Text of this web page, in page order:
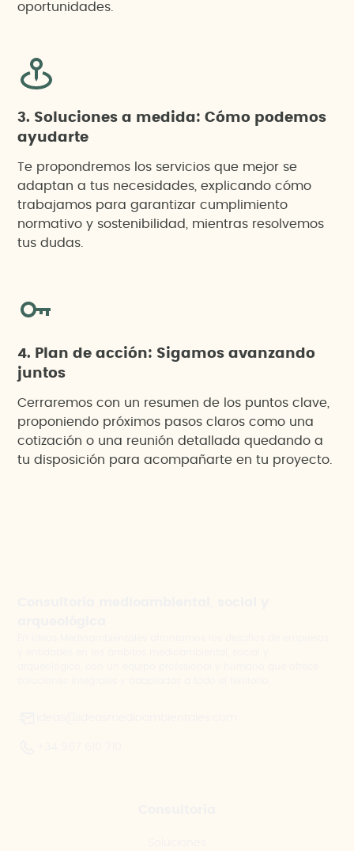
oportunidades.
3. Soluciones a medida: Cómo podemos
ayudarte
Te propondremos los servicios que mejor se
adaptan a tus necesidades, explicando cómo
trabajamos para garantizar cumplimiento
normativo y sostenibilidad, mientras resolvemos
tus dudas.
4. Plan de acción: Sigamos avanzando
juntos
Cerraremos con un resumen de los puntos clave,
proponiendo próximos pasos claros como una
cotización o una reunión detallada quedando a
tu disposición para acompañarte en tu proyecto.